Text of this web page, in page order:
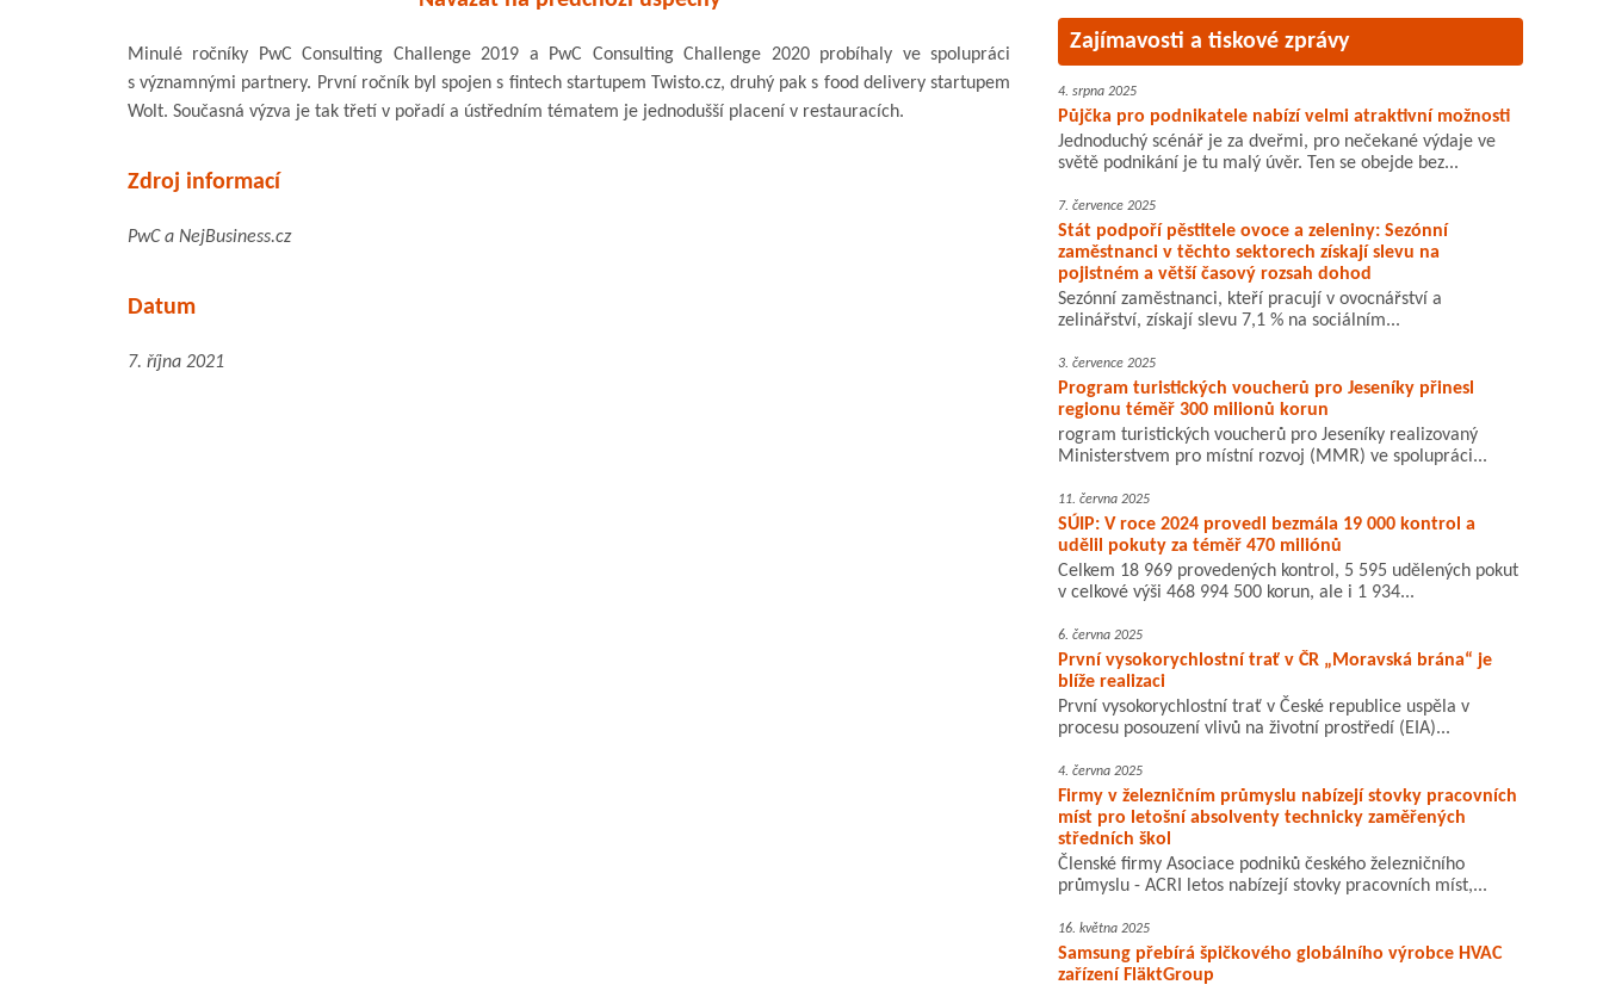
Minulé ročníky PwC Consulting Challenge 2019 a PwC Consulting Challenge 2020 probíhaly ve spolupráci
s významnými partnery. První ročník byl spojen s fintech startupem Twisto.cz, druhý pak s food delivery startupem
Wolt. Současná výzva je tak třetí v pořadí a ústředním tématem je jednodušší placení v restauracích.
Zdroj informací
PwC a NejBusiness.cz
Datum
7. října 2021
Zajímavosti a tiskové zprávy
4. srpna 2025
Půjčka pro podnikatele nabízí velmi atraktivní možnosti
Jednoduchý scénář je za dveřmi, pro nečekané výdaje ve
světě podnikání je tu malý úvěr. Ten se obejde bez...
7. července 2025
Stát podpoří pěstitele ovoce a zeleniny: Sezónní
zaměstnanci v těchto sektorech získají slevu na
pojistném a větší časový rozsah dohod
Sezónní zaměstnanci, kteří pracují v ovocnářství a
zelinářství, získají slevu 7,1 % na sociálním...
3. července 2025
Program turistických voucherů pro Jeseníky přinesl
regionu téměř 300 milionů korun
rogram turistických voucherů pro Jeseníky realizovaný
Ministerstvem pro místní rozvoj (MMR) ve spolupráci...
11. června 2025
SÚIP: V roce 2024 provedl bezmála 19 000 kontrol a
udělil pokuty za téměř 470 miliónů
Celkem 18 969 provedených kontrol, 5 595 udělených pokut
v celkové výši 468 994 500 korun, ale i 1 934...
6. června 2025
První vysokorychlostní trať v ČR „Moravská brána“ je
blíže realizaci
První vysokorychlostní trať v České republice uspěla v
procesu posouzení vlivů na životní prostředí (EIA)...
4. června 2025
Firmy v železničním průmyslu nabízejí stovky pracovních
míst pro letošní absolventy technicky zaměřených
středních škol
Členské firmy Asociace podniků českého železničního
průmyslu - ACRI letos nabízejí stovky pracovních míst,...
16. května 2025
Samsung přebírá špičkového globálního výrobce HVAC
zařízení FläktGroup